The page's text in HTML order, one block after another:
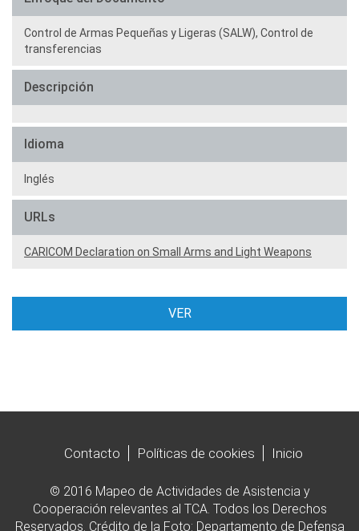
Control de Armas Pequeñas y Ligeras (SALW), Control de
transferencias
Descripción
Idioma
Inglés
URLs
CARICOM Declaration on Small Arms and Light Weapons
VER
Contacto Políticas de cookies Inicio
© 2016 Mapeo de Actividades de Asistencia y
Cooperación relevantes al TCA. Todos los Derechos
Reservados. Crédito de la Foto: Departamento de Defensa